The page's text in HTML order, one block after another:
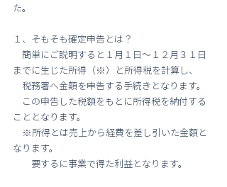
た。
１、そもそも確定申告とは？
簡単にご説明すると１月１日～１２月３１日
までに生じた所得（※）と所得税を計算し、
税務署へ金額を申告する手続きとなります。
この申告した税額をもとに所得税を納付する
こととなります。
※所得とは売上から経費を差し引いた金額と
なります。
要するに事業で得た利益となります。